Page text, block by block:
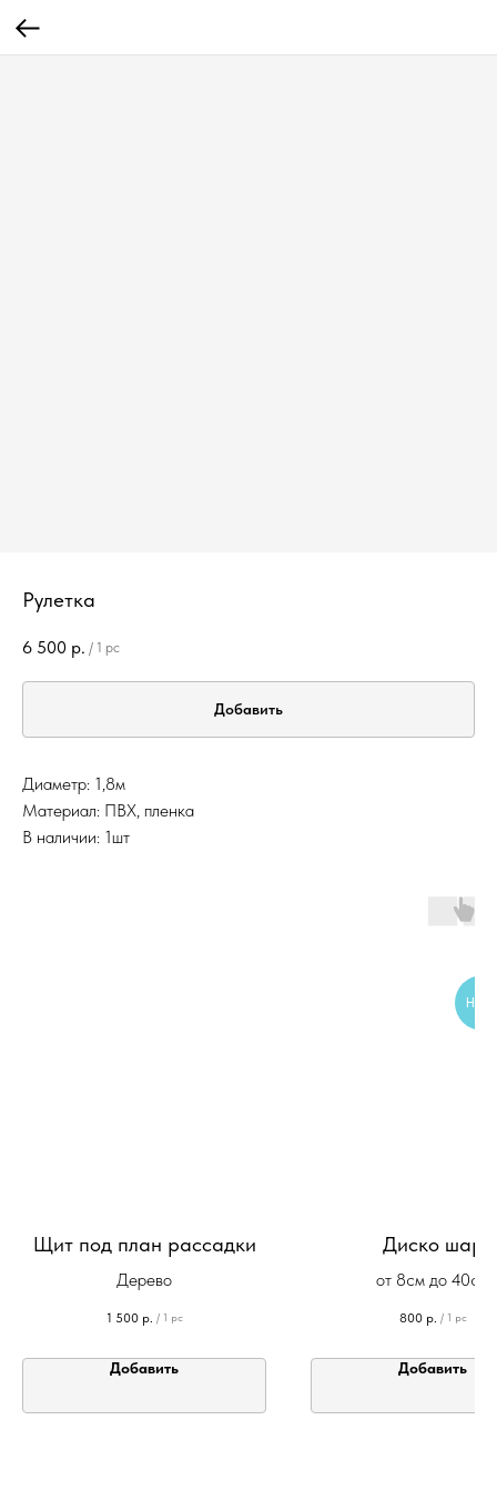
Рулетка
6 500 р. / 1 pc
Добавить
Диаметр: 1,8м
Материал: ПВХ, пленка
В наличии: 1шт
Щит под план рассадки
Дерево
1 500 р. / 1 pc
Добавить
Диско шар
от 8см до 40см
800 р. / 1 pc
Добавить